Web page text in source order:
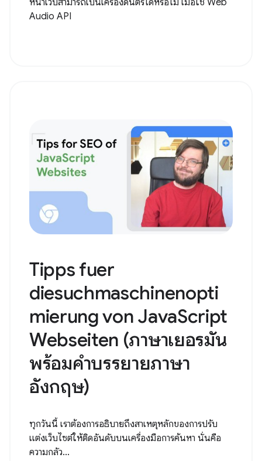
หน้าเว็บสามารถเป็นเครื่องดนตรีได้หรือไม่ เมื่อใช้ Web
Audio API
Tipps fuer
diesuchmaschinenopti
mierung von JavaScript
Webseiten (ภาษาเยอรมัน
พร้อมคำบรรยายภาษา
อังกฤษ)
ทุกวันนี้ เราต้องการอธิบายถึงสาเหตุหลักของการปรับ
แต่งเว็บไซต์ให้ติดอันดับบนเครื่องมือการค้นหา นั่นคือ
ความกลัว...